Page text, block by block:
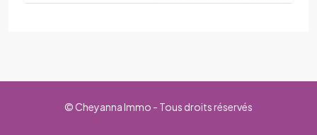
© Cheyanna Immo - Tous droits réservés